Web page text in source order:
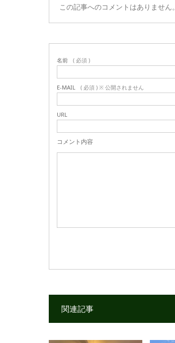
この記事へのコメントはありません。
名前 ( 必須 )
E-MAIL ( 必須 ) ※ 公開されません
URL
コメント内容
関連記事